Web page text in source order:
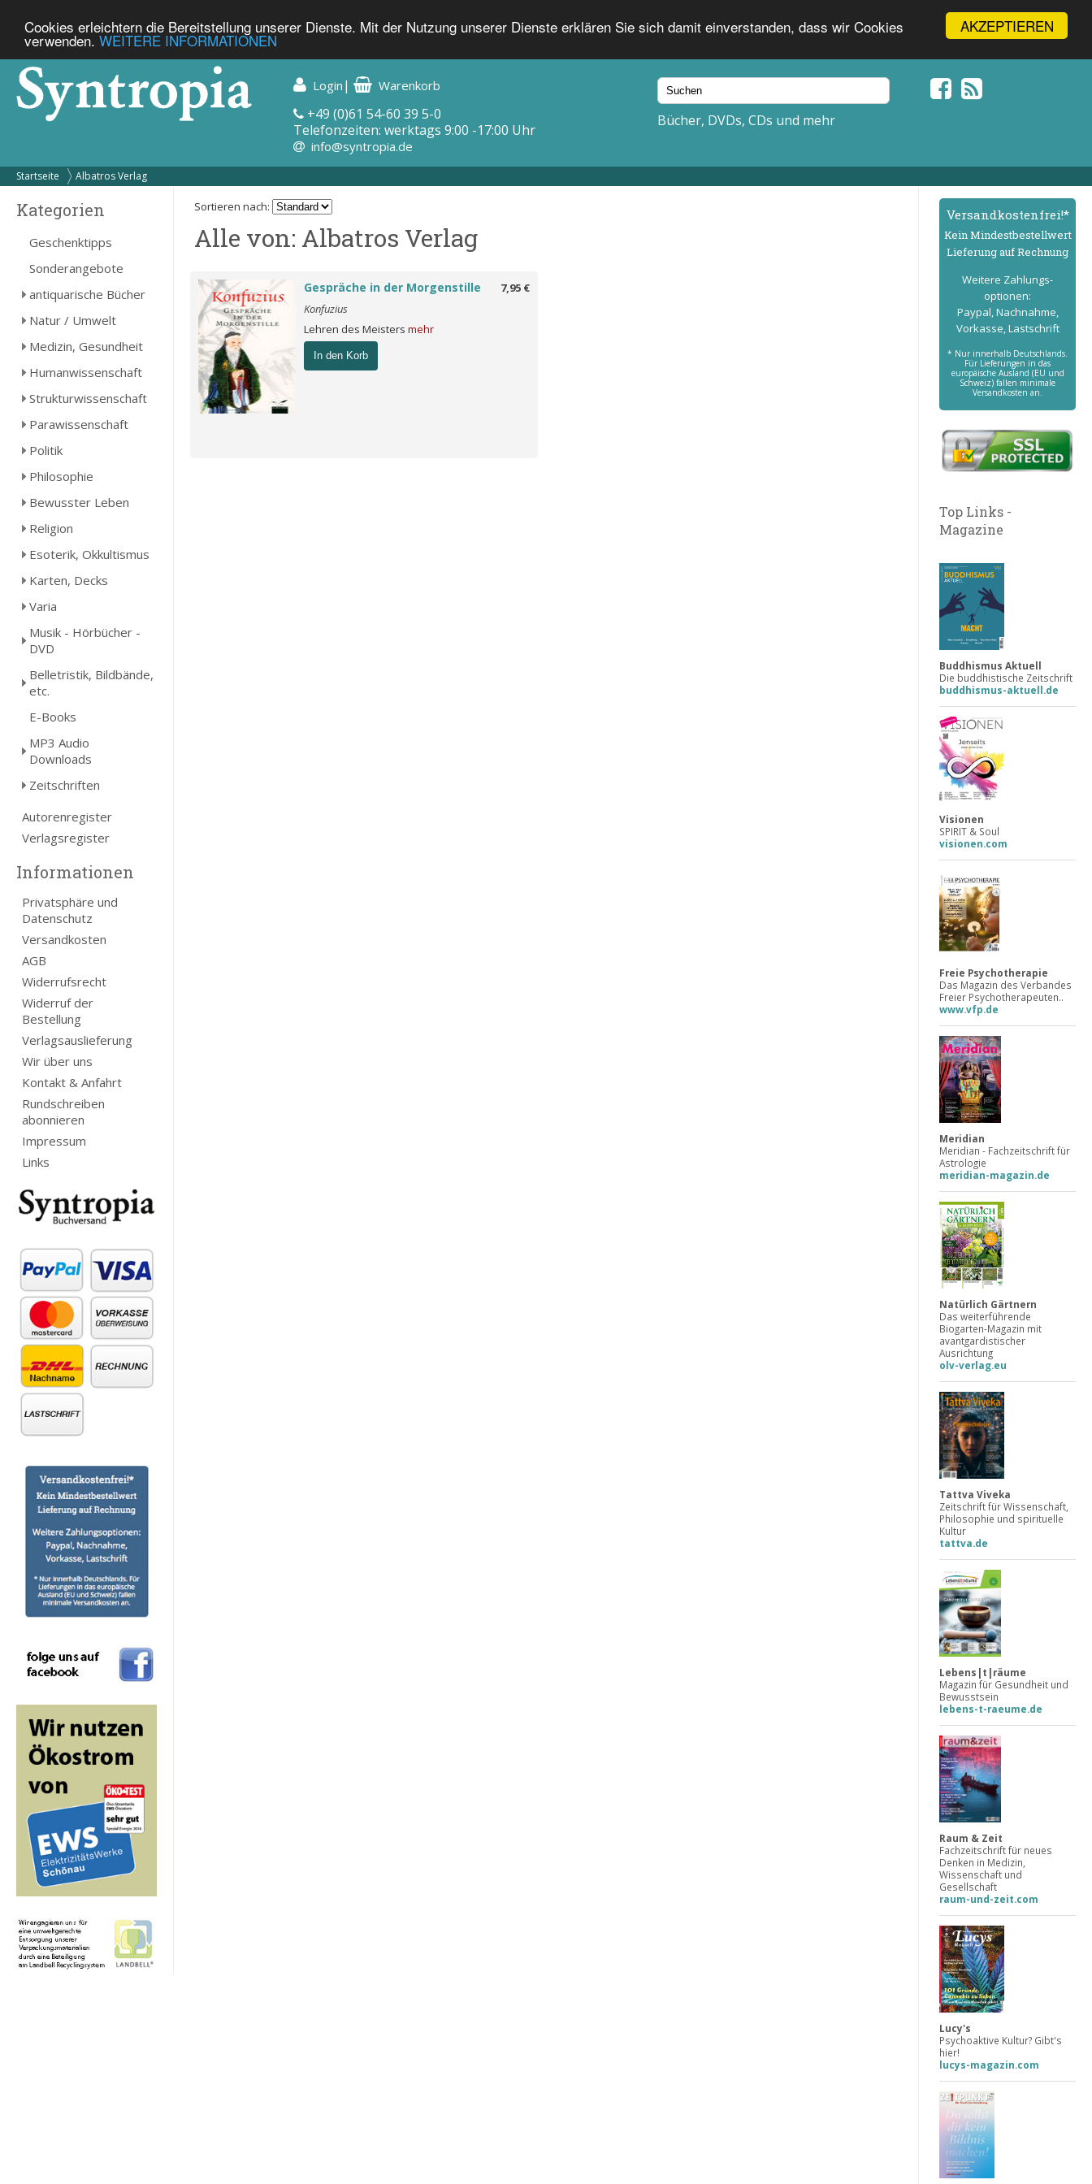
AKZEPTIEREN
Cookies erleichtern die Bereitstellung unserer Dienste. Mit der Nutzung unserer Dienste erklären Sie sich damit einverstanden, dass wir Cookies
verwenden. WEITERE INFORMATIONEN
Login | Warenkorb
+49 (0)61 54-60 39 5-0
Telefonzeiten: werktags 9:00 -17:00 Uhr
info@syntropia.de
Bücher, DVDs, CDs und mehr
Startseite Albatros Verlag
Kategorien
Geschenktipps
Sonderangebote
antiquarische Bücher
Natur / Umwelt
Medizin, Gesundheit
Humanwissenschaft
Strukturwissenschaft
Parawissenschaft
Politik
Philosophie
Bewusster Leben
Religion
Esoterik, Okkultismus
Karten, Decks
Varia
Musik - Hörbücher -
DVD
Belletristik, Bildbände,
etc.
E-Books
MP3 Audio
Downloads
Zeitschriften
Autorenregister
Verlagsregister
Informationen
Privatsphäre und
Datenschutz
Versandkosten
AGB
Widerrufsrecht
Widerruf der
Bestellung
Verlagsauslieferung
Wir über uns
Kontakt & Anfahrt
Rundschreiben
abonnieren
Impressum
Links
Sortieren nach:
Alle von: Albatros Verlag
7,95 €
Gespräche in der Morgenstille
Konfuzius
Lehren des Meisters mehr
In den Korb
Versand­kostenfrei!*
Kein Mindest­bestell­wert
Lieferung auf Rechnung
Weitere Zahlungs­
optionen:
Paypal, Nachnahme,
Vorkasse, Lastschrift
* Nur innerhalb Deutschlands.
Für Lieferungen in das
europäische Ausland (EU und
Schweiz) fallen minimale
Versandkosten an.
Top Links -
Magazine
Buddhismus Aktuell
Die buddhistische Zeitschrift
buddhismus-aktuell.de
Visionen
SPIRIT & Soul
visionen.com
Freie Psychotherapie
Das Magazin des Verbandes
Freier Psychotherapeuten..
www.vfp.de
Meridian
Meridian - Fachzeitschrift für
Astrologie
meridian-magazin.de
Natürlich Gärtnern
Das weiterführende
Biogarten-Magazin mit
avantgardistischer
Ausrichtung
olv-verlag.eu
Tattva Viveka
Zeitschrift für Wissenschaft,
Philosophie und spirituelle
Kultur
tattva.de
Lebens|t|räume
Magazin für Gesundheit und
Bewusstsein
lebens-t-raeume.de
Raum & Zeit
Fachzeitschrift für neues
Denken in Medizin,
Wissenschaft und
Gesellschaft
raum-und-zeit.com
Lucy's
Psychoaktive Kultur? Gibt's
hier!
lucys-magazin.com